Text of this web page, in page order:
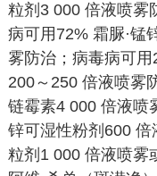
粒剂3 000 倍液喷雾
病可用72% 霜脲·锰
雾防治；病毒病可
200～250 倍液喷雾
链霉素4 000 倍液喷
锌可湿性粉剂600
粒剂1 000 倍液喷雾